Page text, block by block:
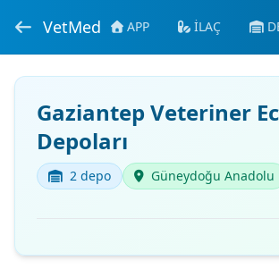
VetMed APP İLAÇ
Gaziantep Veteriner
Depoları
2 depo Güneydoğu Anadolu